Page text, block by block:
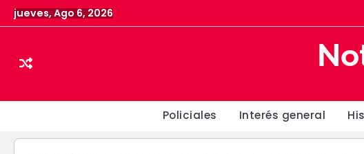
Skip
to
jueves, Ago 6, 2026
Policiales Interés general